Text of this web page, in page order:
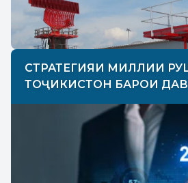
СТРАТЕГИЯИ МИЛЛИИ
ТОҶИКИСТОН БАРОИ